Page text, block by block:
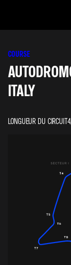
COURSE
ITALY
LONGUEUR DU CIRCUIT